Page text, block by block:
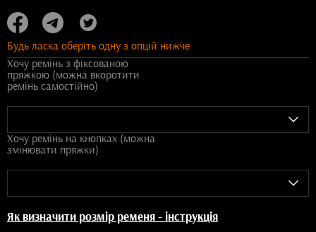
Будь ласка оберіть одну з опцій нижче
Хочу ремінь з фіксованою
пряжкою (можна вкоротити
ремінь самостійно)
Хочу ремінь на кнопках (можна
змінювати пряжки)
Як визначити розмір ременя - інструкція